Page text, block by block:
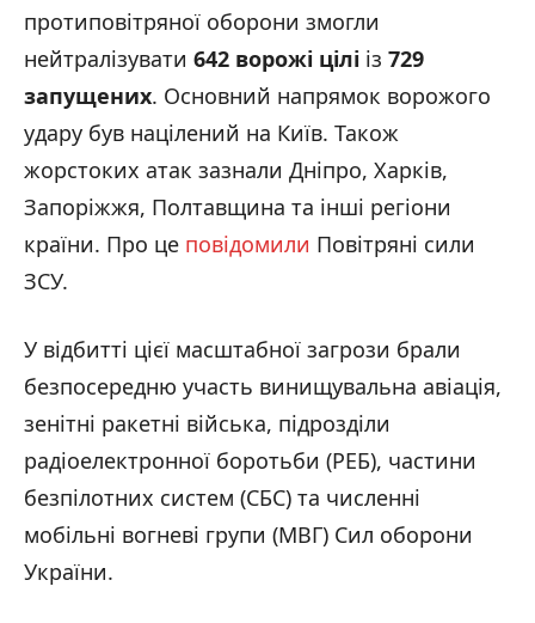
протиповітряної оборони змогли
нейтралізувати 642 ворожі цілі із 729
запущених. Основний напрямок ворожого
удару був націлений на Київ. Також
жорстоких атак зазнали Дніпро, Харків,
Запоріжжя, Полтавщина та інші регіони
країни. Про це повідомили Повітряні сили
ЗСУ.
У відбитті цієї масштабної загрози брали
безпосередню участь винищувальна авіація,
зенітні ракетні війська, підрозділи
радіоелектронної боротьби (РЕБ), частини
безпілотних систем (СБС) та численні
мобільні вогневі групи (МВГ) Сил оборони
України.